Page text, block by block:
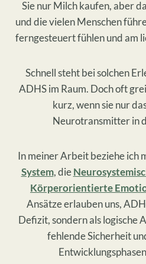
Sie nur Milch kaufen, aber
und die vielen Menschen
ferngesteuert fühlen und am
Schnell steht bei solchen
ADHS im Raum. Doch oft
kurz, wenn sie nur
Neurotransmitter in
In meiner Arbeit beziehe ich
System, die
Körperorientierte
Ansätze erlauben uns,
Defizit, sondern als logische
fehlende Sicherheit